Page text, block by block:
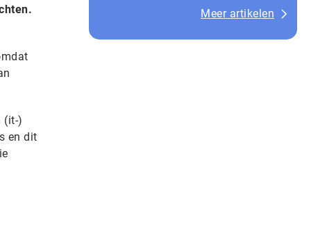
(it-)
en dit
Meer artikelen